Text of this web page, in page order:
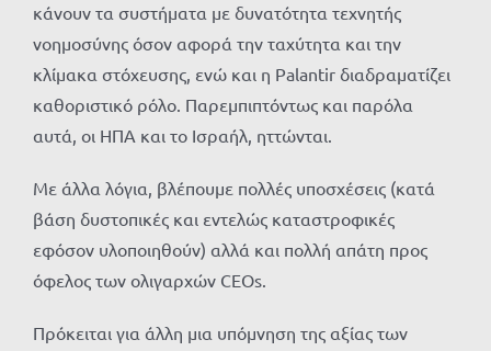
κάνουν τα συστήματα με δυνατότητα τεχνητής
νοημοσύνης όσον αφορά την ταχύτητα και την
κλίμακα στόχευσης, ενώ και η Palantir διαδραματίζει
καθοριστικό ρόλο. Παρεμπιπτόντως και παρόλα
αυτά, οι ΗΠΑ και το Ισραήλ, ηττώνται.
Με άλλα λόγια, βλέπουμε πολλές υποσχέσεις (κατά
βάση δυστοπικές και εντελώς καταστροφικές
εφόσον υλοποιηθούν) αλλά και πολλή απάτη προς
όφελος των ολιγαρχών CEOs.
Πρόκειται για άλλη μια υπόμνηση της αξίας των